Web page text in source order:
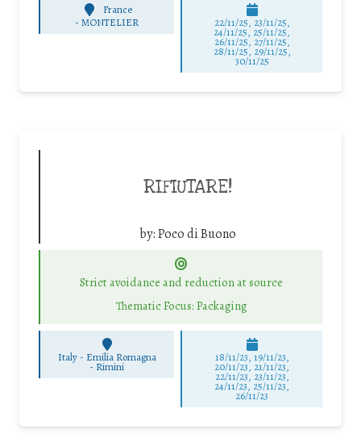
France
-MONTELIER 22/11/25, 23/11/25,
24/11/25, 25/11/25,
26/11/25, 27/11/25,
28/11/25, 29/11/25,
30/11/25
RIFIUTARE!
by:Poco di Buono
Strict avoidance and reduction at source
Thematic Focus: Packaging
Italy - Emilia Romagna
- Rimini
18/11/23, 19/11/23,
20/11/23, 21/11/23,
22/11/23, 23/11/23,
24/11/23, 25/11/23,
26/11/23